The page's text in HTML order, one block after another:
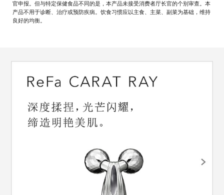
官申报。但与特定保健食品不同的是，本产品未接受消费者厅长官的个别审查。本
产品不用于诊断、治疗或预防疾病。饮食习惯应以主食、主菜、副菜为基础，维持
良好的均衡。